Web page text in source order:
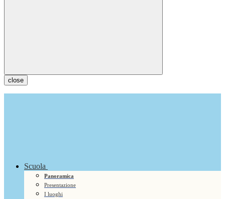
close
Scuola
Panoramica
Presentazione
I luoghi